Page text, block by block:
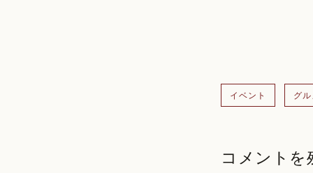
イベント グ
コメントを